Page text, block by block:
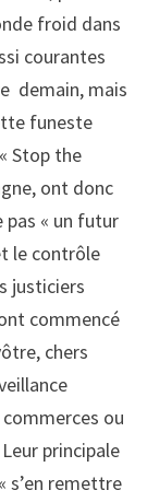
froid dans
courantes
demain, mais
funeste
Stop the
ont donc
pas « un futur
le contrôle
justiciers
commencé
chers
ou
principale
s’en remettre